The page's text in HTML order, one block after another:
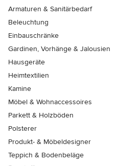
Armaturen & Sanitärbedarf
Beleuchtung
Einbauschränke
Gardinen, Vorhänge & Jalousien
Hausgeräte
Heimtextilien
Kamine
Möbel & Wohnaccessoires
Parkett & Holzböden
Polsterer
Produkt- & Möbeldesigner
Teppich & Bodenbeläge